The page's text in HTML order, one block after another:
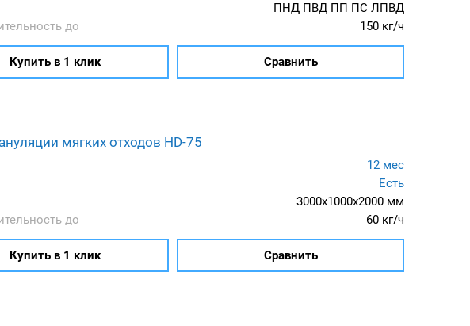
ПНД ПВД ПП ПС ЛПВД
до
150 кг/ч
Купить в 1 клик Сравнить
мягких отходов HD-75
12 мес
Есть
3000x1000x2000 мм
до
60 кг/ч
Купить в 1 клик Сравнить